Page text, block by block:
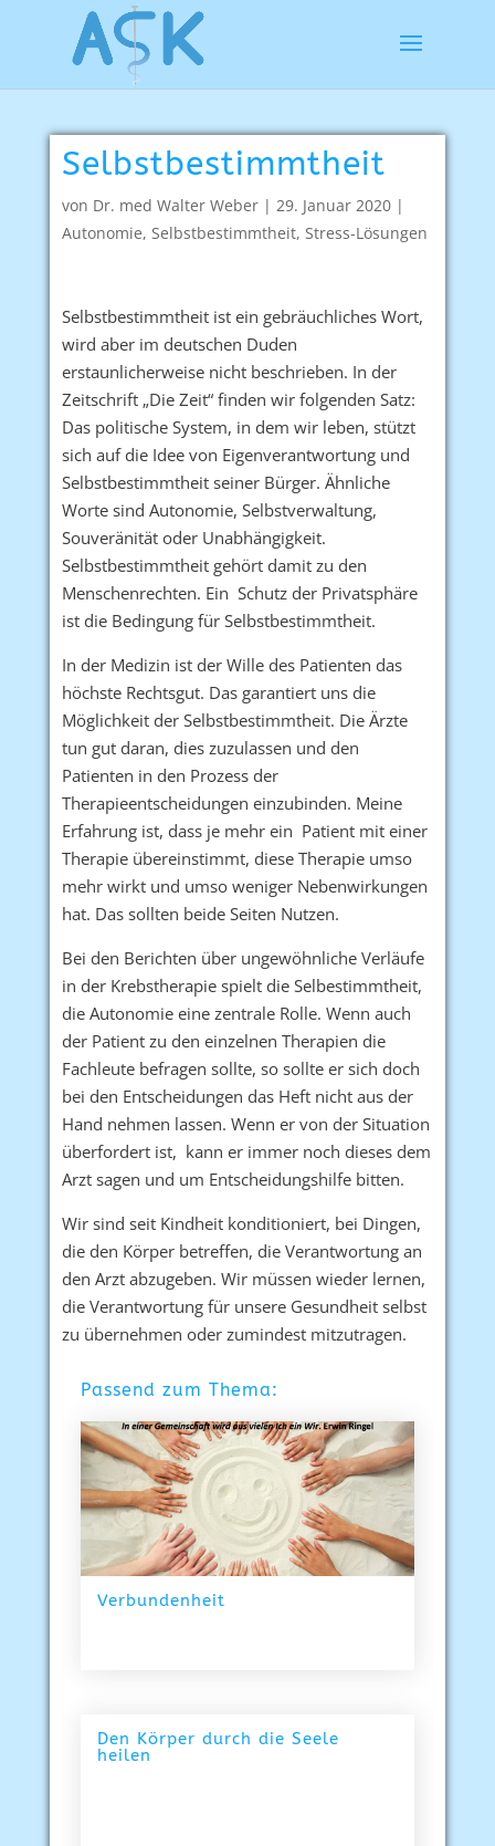
Selbstbestimmtheit
von Dr. med Walter Weber| 29. Januar 2020|
Autonomie, Selbstbestimmtheit, Stress-Lösungen
Selbstbestimmtheit ist ein gebräuchliches Wort,
wird aber im deutschen Duden
erstaunlicherweise nicht beschrieben. In der
Zeitschrift „Die Zeit“ finden wir folgenden Satz:
Das politische System, in dem wir leben, stützt
sich auf die Idee von Eigenverantwortung und
Selbstbestimmtheit seiner Bürger. Ähnliche
Worte sind Autonomie, Selbstverwaltung,
Souveränität oder Unabhängigkeit.
Selbstbestimmtheit gehört damit zu den
Menschenrechten. Ein Schutz der Privatsphäre
ist die Bedingung für Selbstbestimmtheit.
In der Medizin ist der Wille des Patienten das
höchste Rechtsgut. Das garantiert uns die
Möglichkeit der Selbstbestimmtheit. Die Ärzte
tun gut daran, dies zuzulassen und den
Patienten in den Prozess der
Therapieentscheidungen einzubinden. Meine
Erfahrung ist, dass je mehr ein Patient mit einer
Therapie übereinstimmt, diese Therapie umso
mehr wirkt und umso weniger Nebenwirkungen
hat. Das sollten beide Seiten Nutzen.
Bei den Berichten über ungewöhnliche Verläufe
in der Krebstherapie spielt die Selbestimmtheit,
die Autonomie eine zentrale Rolle. Wenn auch
der Patient zu den einzelnen Therapien die
Fachleute befragen sollte, so sollte er sich doch
bei den Entscheidungen das Heft nicht aus der
Hand nehmen lassen. Wenn er von der Situation
überfordert ist, kann er immer noch dieses dem
Arzt sagen und um Entscheidungshilfe bitten.
Wir sind seit Kindheit konditioniert, bei Dingen,
die den Körper betreffen, die Verantwortung an
den Arzt abzugeben. Wir müssen wieder lernen,
die Verantwortung für unsere Gesundheit selbst
zu übernehmen oder zumindest mitzutragen.
Passend zum Thema:
Verbundenheit
Den Körper durch die Seele
heilen